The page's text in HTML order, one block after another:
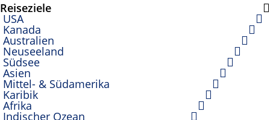
Reiseziele
USA
Kanada
Australien
Neuseeland
Südsee
Asien
Mittel- & Südamerika
Karibik
Afrika
Indischer Ozean